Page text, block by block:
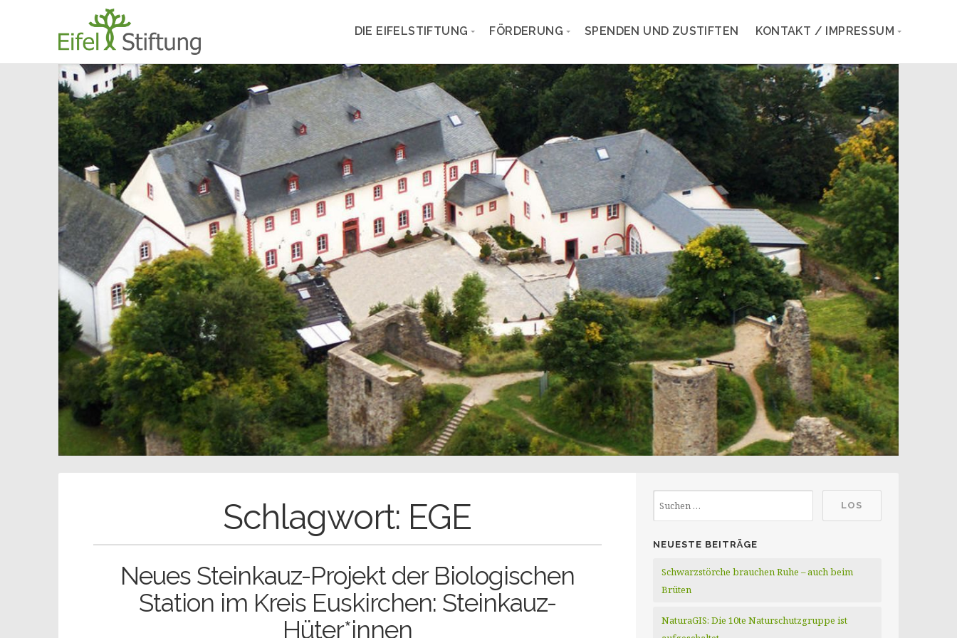
DIE EIFELSTIFTUNG FÖRDERUNG SPENDEN UND ZUSTIFTEN KONTAKT / IMPRESSUM
Schlagwort: EGE
Neues Steinkauz-Projekt der Biologischen
Station im Kreis Euskirchen: Steinkauz-
Hüter*innen
NEUESTE BEITRÄGE
Schwarzstörche brauchen Ruhe – auch beim
Brüten
NaturaGIS: Die 10te Naturschutzgruppe ist